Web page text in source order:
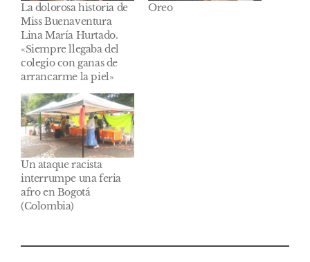
La dolorosa historia de
Miss Buenaventura
Lina María Hurtado.
«Siempre llegaba del
colegio con ganas de
arrancarme la piel»
Oreo
Un ataque racista
interrumpe una feria
afro en Bogotá
(Colombia)